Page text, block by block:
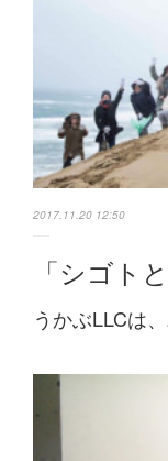
2017.11.20 12:50
「シゴ
うかぶLLCは